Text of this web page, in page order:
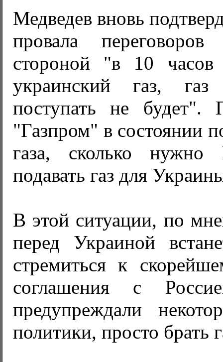
Медведев вновь
провала
стороной "в 10
украинский газ,
поступать не будет".
"Газпром" в состоянии
газа, сколько
подавать газ для
В этой ситуации, по
перед Украиной
стремиться к
соглашения с
предупреждали
политики, просто брать